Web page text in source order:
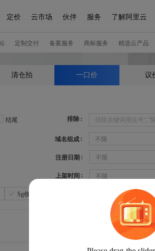
清仓拍 一口价 议
结尾 排除
域名组成 不限
注册日期 不限
上架时间 不限
Sg收录：不限 360权重：